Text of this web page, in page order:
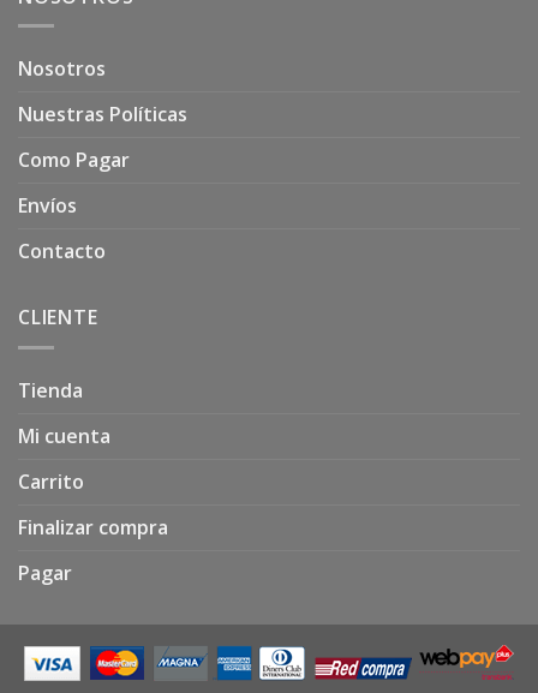
Nosotros
Nuestras Políticas
Como Pagar
Envíos
Contacto
CLIENTE
Tienda
Mi cuenta
Carrito
Finalizar compra
Pagar